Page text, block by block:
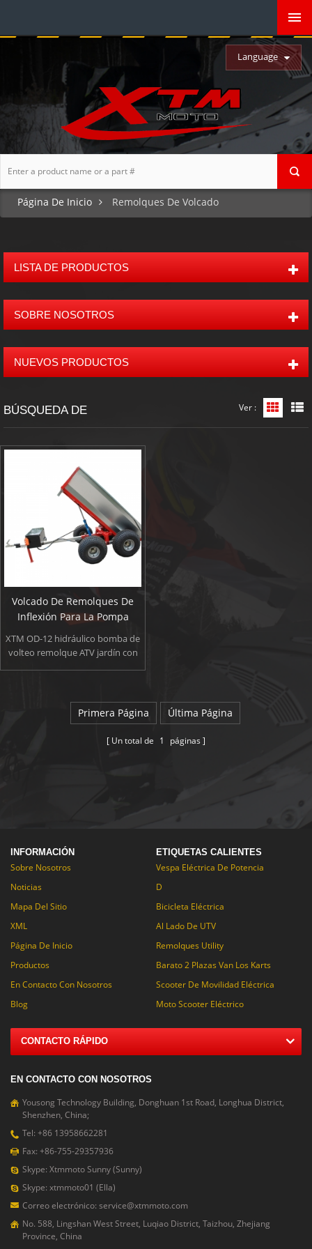
Language
Página De Inicio Remolques De Volcado
LISTA DE PRODUCTOS
SOBRE NOSOTROS
NUEVOS PRODUCTOS
BÚSQUEDA DE Ver : Vista
Volcado De Remolques De
Inflexión Para La Pompa
Hydráulica De ATV
XTM OD-12 hidráulico bomba de
volteo remolque ATV jardín con
carretera.OD-12 especial
equipado con bomba electro
hidráulica externa, le da un
Primera Página Última Página
Un total de 1 páginas
INFORMACIÓN
Sobre Nosotros
Noticias
Mapa Del Sitio
XML
Página De Inicio
Productos
En Contacto Con Nosotros
Blog
ETIQUETAS CALIENTES
Vespa Eléctrica De Potencia
D
Bicicleta Eléctrica
Al Lado De UTV
Remolques Utility
Barato 2 Plazas Van Los Karts
Scooter De Movilidad Eléctrica
Moto Scooter Eléctrico
CONTACTO RÁPIDO
EN CONTACTO CON NOSOTROS
Yousong Technology Building, Donghuan 1st Road, Longhua District,
Shenzhen, China;
Tel: +86 13958662281
Fax: +86-755-29357936
Skype: Xtmmoto Sunny (Sunny)
Skype: xtmmoto01 (Ella)
Correo electrónico: service@xtmmoto.com
No. 588, Lingshan West Street, Luqiao District, Taizhou, Zhejiang
Province, China